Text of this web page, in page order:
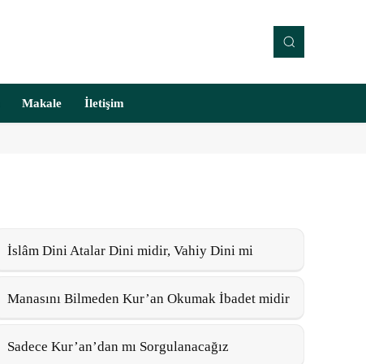
Makale İletişim
İslâm Dini Atalar Dini midir, Vahiy Dini mi
Manasını Bilmeden Kur’an Okumak İbadet midir
Sadece Kur’an’dan mı Sorgulanacağız